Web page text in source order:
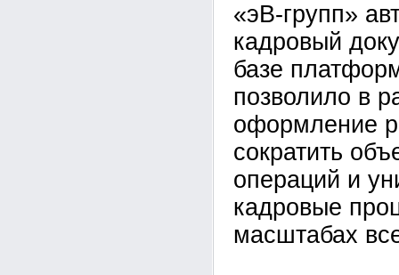
«эВ-групп»
кадровый
базе
позволило в
оформление
сократить
операций и
кадровые
масштабах